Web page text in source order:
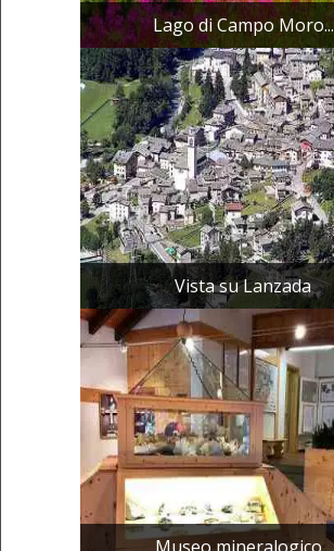
Lago di Campo Moro...
Vista su Lanzada